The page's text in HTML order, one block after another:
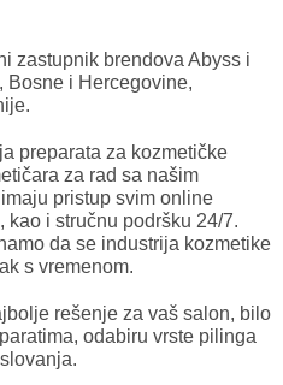
zastupnik brendova Abyss i
Bosne i Hercegovine,
preparata za kozmetičke
za rad sa našim
pristup svim online
i stručnu podršku 24/7.
da se industrija kozmetike
s vremenom.
rešenje za vaš salon, bilo
odabiru vrste pilinga